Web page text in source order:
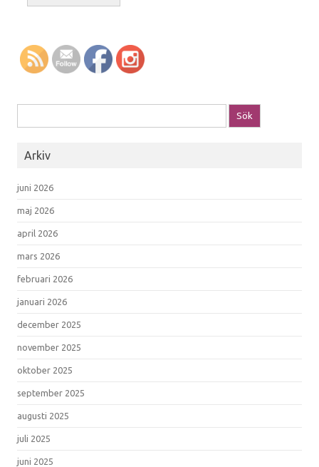
Arkiv
juni 2026
maj 2026
april 2026
mars 2026
februari 2026
januari 2026
december 2025
november 2025
oktober 2025
september 2025
augusti 2025
juli 2025
juni 2025